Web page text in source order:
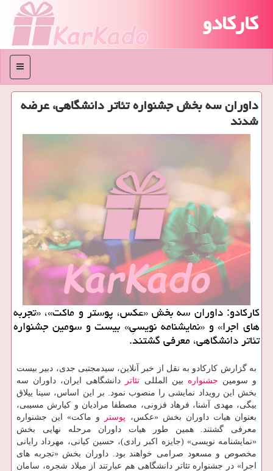
کارکادو
منو
داوران سه بخش جشنواره تئاتر دانشگاهی، عرضه
شدند
کارکادو: داوران سه بخش «عکس، پوستر و ماکت»، «تجربه
های اجرا» و «نمایشنامه نویسیِ» بیست و سومین جشنواره
تئاتر دانشگاهی، معرفی گشتند.
به گزارش کارکادو به نقل از خبر آنلاین، سیدمجتبی جدی، دبیر بیست
و سومین جشنواره بین المللی تئاتر
دانشگاهی ایران، داوران سه
بخش این رویداد نمایشی را منصوب نمود. بر این اساس، سینا ییلاق
بیگی، مهدی آشنا، فرهاد فزونی، مصطفا مرادیان و کیارش مسیبی،
بعنوان هیات داوران بخش «عکس، پوستر
و ماکت» این جشنواره
معرفی گشتند. همین طور هیات داوران مرحله نهایی بخش
«نمایشنامه نویسی» (جایزه اکبر رادی)، حسین کیانی، مهرداد رایانی
مخصوص و مسعود صرامی خواهند بود. داوران بخش «تجربه های
اجرا» در جشنواره تئاتر دانشگاهی هم عبارتند از میلاد شجره، سامان